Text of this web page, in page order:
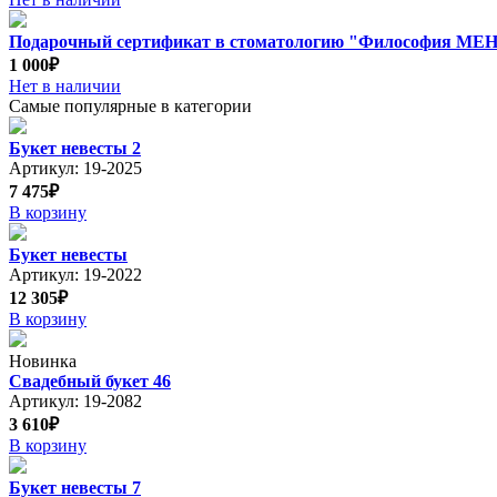
Подарочный сертификат в стоматологию "Философия
1 000₽
Нет в наличии
Самые популярные в категории
Букет невесты 2
Артикул: 19-2025
7 475₽
В корзину
Букет невесты
Артикул: 19-2022
12 305₽
В корзину
Новинка
Свадебный букет 46
Артикул: 19-2082
3 610₽
В корзину
Букет невесты 7